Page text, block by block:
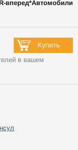
вперед*Автомобили
в вашем